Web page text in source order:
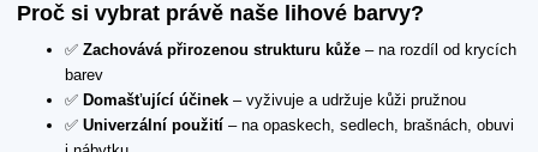
Proč si vybrat právě naše lihové barvy?
✅ Zachovává přirozenou strukturu kůže – na rozdíl od krycích
barev
✅ Domašťující účinek – vyživuje a udržuje kůži pružnou
✅ Univerzální použití – na opaskech, sedlech, brašnách, obuvi